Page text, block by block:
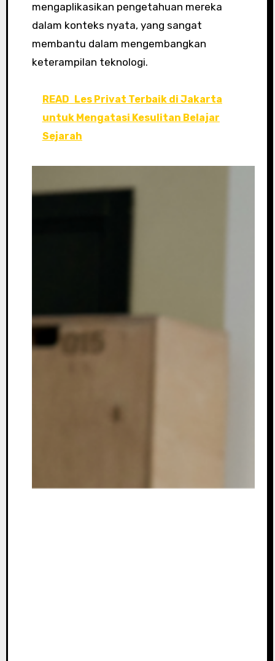
mengaplikasikan pengetahuan mereka
dalam konteks nyata, yang sangat
membantu dalam mengembangkan
keterampilan teknologi.
READ Les Privat Terbaik di Jakarta
untuk Mengatasi Kesulitan Belajar
Sejarah